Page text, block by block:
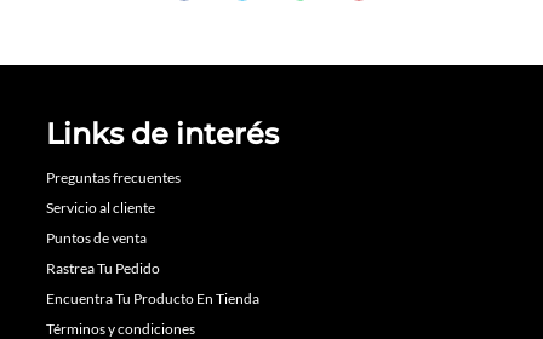
Links de interés
Preguntas frecuentes
Servicio al cliente
Puntos de venta
Rastrea Tu Pedido
Encuentra Tu Producto En Tienda
Términos y condiciones